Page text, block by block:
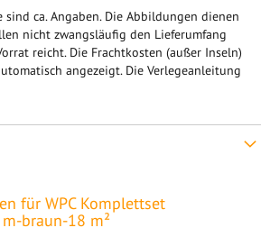
sind ca. Angaben. Die Abbildungen dienen
nicht zwangsläufig den Lieferumfang
reicht. Die Frachtkosten (außer Inseln)
angezeigt. Die Verlegeanleitung
für WPC Komplettset
braun-18 m²